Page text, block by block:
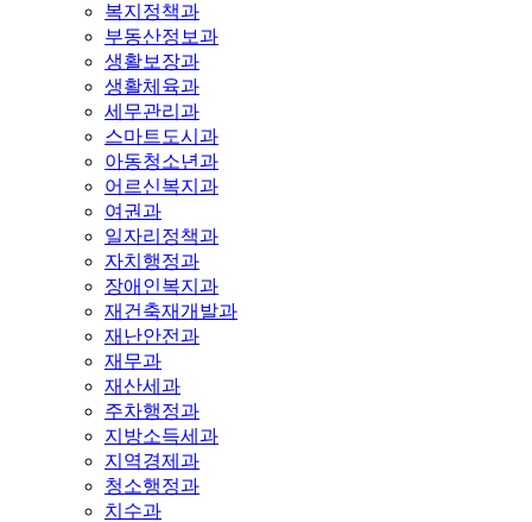
복지정책과
부동산정보과
생활보장과
생활체육과
세무관리과
스마트도시과
아동청소년과
어르신복지과
여권과
일자리정책과
자치행정과
장애인복지과
재건축재개발과
재난안전과
재무과
재산세과
주차행정과
지방소득세과
지역경제과
청소행정과
치수과